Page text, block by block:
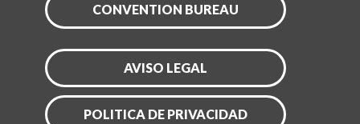
CONVENTION BUREAU
AVISO LEGAL
POLITICA DE PRIVACIDAD